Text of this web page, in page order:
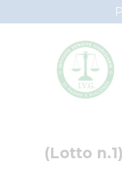
(Lotto